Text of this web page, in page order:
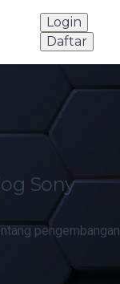
Login
Daftar
Sony
pengembangan